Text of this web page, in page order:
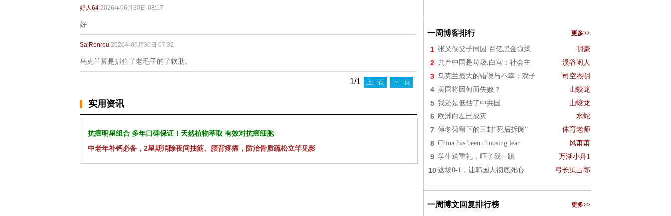
好人64 2026年06月30日 08:17
好
SaiRenrou 2026年06月30日 07:32
乌克兰算是抓住了老毛子的了软肋。
1/1 上一页 下一页
实用资讯
抗癌明星组合 多年口碑保证！天然植物萃取 有效对抗癌细胞
中老年补钙必备，2星期消除夜间抽筋、腰背疼痛，防治骨质疏松立竿见影
一周博客排行 更多>>
1 张又侠父子同囚 百亿黑金惊爆 明豪
2 共产中国是垃圾.白宫：社会主 溪谷闲人
3 乌克兰最大的错误与不幸：戏子 司空杰明
4 美国将因何而失败？ 山蛟龙
5 我还是低估了中共国 山蛟龙
6 欧洲白左已成灾 水蛇
7 傅冬菊留下的三封“死后拆阅” 体育老师
8 China has been choosing lear 风萧萧
9 学生送重礼，吓了我一跳 万湖小舟1
10 这场0-1，让韩国人彻底死心 弓长贝占郎
一周博文回复排行榜 更多>>